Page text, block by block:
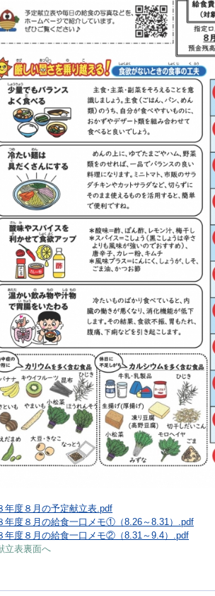
年度８月の予定献立表.pdf
年度８月の給食一口メモ①（8.26～8.31）.pdf
年度８月の給食一口メモ②（8.31～9.4）.pdf
立表裏面へ